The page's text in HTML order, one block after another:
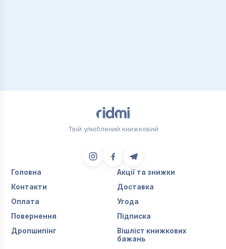
Твій улюблений книжковий
Головна
Акції та знижки
Контакти
Доставка
Оплата
Угода
Повернення
Підписка
Дропшипінг
Вішліст книжкових
бажань